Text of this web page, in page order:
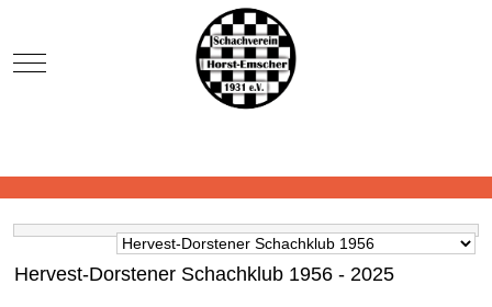
Mobile Menu Toggle
Hervest-Dorstener Schachklub 1956 - 2025